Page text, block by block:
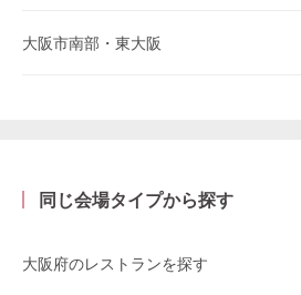
大阪市南部・東大阪
同じ会場タイプから探す
大阪府のレストランを探す